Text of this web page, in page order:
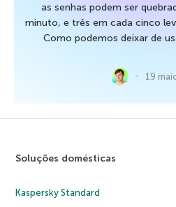
as senhas podem ser
minuto, e três em cada cinco
Como podemos deixar de
19
Soluções domésticas
Kaspersky Standard